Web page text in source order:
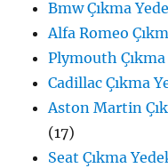
Bmw Çıkma
Alfa Romeo
Plymouth
Cadillac Çıkma
Aston Martin
(17)
Seat Çıkma